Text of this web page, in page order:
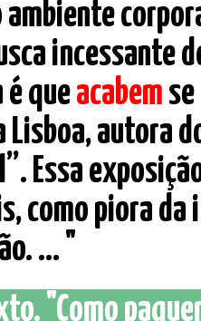
incessante
é queacabem
Lisboa, autora
Essa
como piora da
... "
"Como